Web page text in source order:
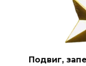
Подвиг,